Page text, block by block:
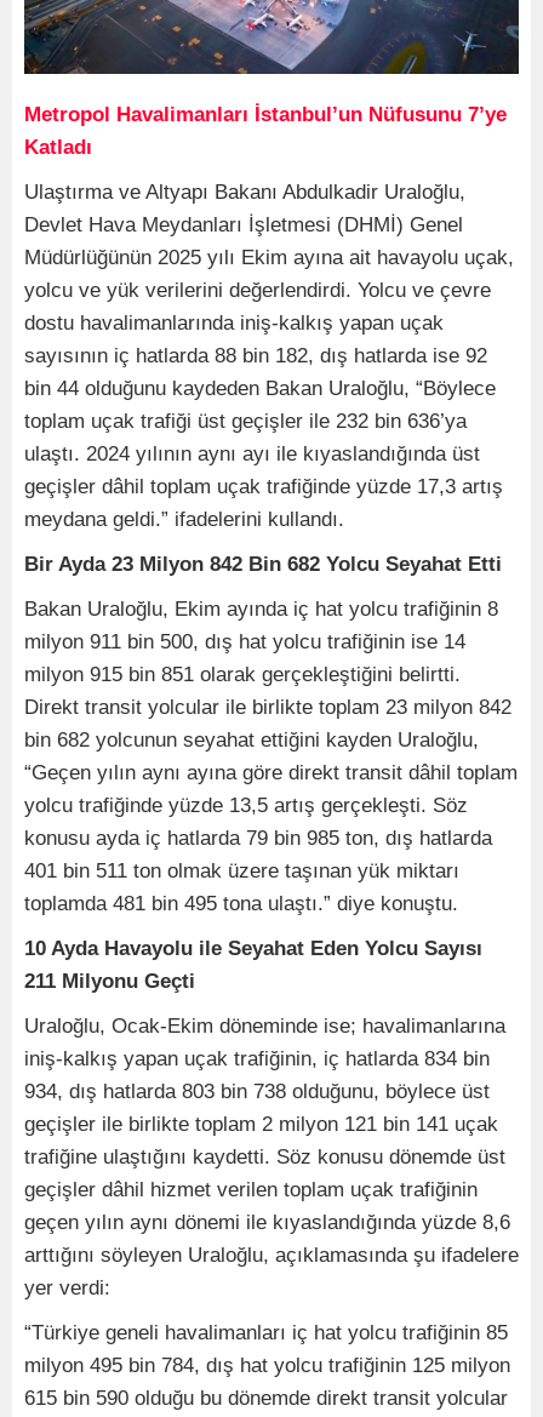
Metropol Havalimanları İstanbul’un Nüfusunu 7’ye
Katladı
Ulaştırma ve Altyapı Bakanı Abdulkadir Uraloğlu,
Devlet Hava Meydanları İşletmesi (DHMİ) Genel
Müdürlüğünün 2025 yılı Ekim ayına ait havayolu uçak,
yolcu ve yük verilerini değerlendirdi. Yolcu ve çevre
dostu havalimanlarında iniş-kalkış yapan uçak
sayısının iç hatlarda 88 bin 182, dış hatlarda ise 92
bin 44 olduğunu kaydeden Bakan Uraloğlu, “Böylece
toplam uçak trafiği üst geçişler ile 232 bin 636’ya
ulaştı. 2024 yılının aynı ayı ile kıyaslandığında üst
geçişler dâhil toplam uçak trafiğinde yüzde 17,3 artış
meydana geldi.” ifadelerini kullandı.
Bir Ayda 23 Milyon 842 Bin 682 Yolcu Seyahat Etti
Bakan Uraloğlu, Ekim ayında iç hat yolcu trafiğinin 8
milyon 911 bin 500, dış hat yolcu trafiğinin ise 14
milyon 915 bin 851 olarak gerçekleştiğini belirtti.
Direkt transit yolcular ile birlikte toplam 23 milyon 842
bin 682 yolcunun seyahat ettiğini kayden Uraloğlu,
“Geçen yılın aynı ayına göre direkt transit dâhil toplam
yolcu trafiğinde yüzde 13,5 artış gerçekleşti. Söz
konusu ayda iç hatlarda 79 bin 985 ton, dış hatlarda
401 bin 511 ton olmak üzere taşınan yük miktarı
toplamda 481 bin 495 tona ulaştı.” diye konuştu.
10 Ayda Havayolu ile Seyahat Eden Yolcu Sayısı
211 Milyonu Geçti
Uraloğlu, Ocak-Ekim döneminde ise; havalimanlarına
iniş-kalkış yapan uçak trafiğinin, iç hatlarda 834 bin
934, dış hatlarda 803 bin 738 olduğunu, böylece üst
geçişler ile birlikte toplam 2 milyon 121 bin 141 uçak
trafiğine ulaştığını kaydetti. Söz konusu dönemde üst
geçişler dâhil hizmet verilen toplam uçak trafiğinin
geçen yılın aynı dönemi ile kıyaslandığında yüzde 8,6
arttığını söyleyen Uraloğlu, açıklamasında şu ifadelere
yer verdi:
“Türkiye geneli havalimanları iç hat yolcu trafiğinin 85
milyon 495 bin 784, dış hat yolcu trafiğinin 125 milyon
615 bin 590 olduğu bu dönemde direkt transit yolcular